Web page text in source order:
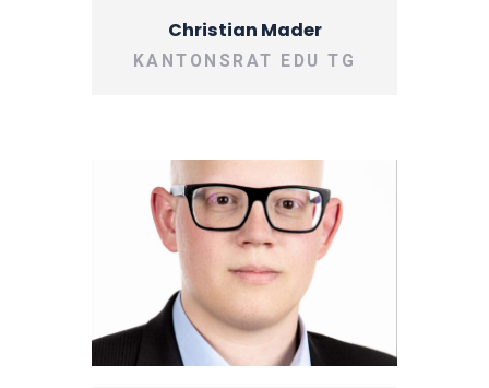
Christian Mader
KANTONSRAT EDU TG